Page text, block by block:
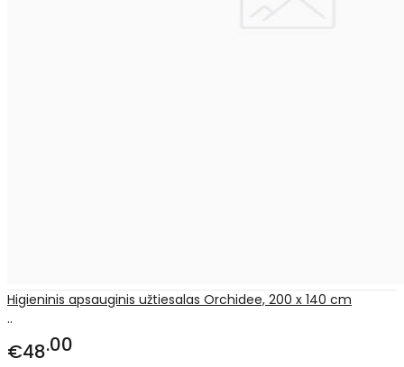
Higieninis apsauginis užtiesalas Orchidee, 200 x 140 cm
..
€48 00